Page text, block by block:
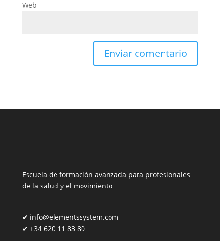
Web
Escuela de formación avanzada para profesionales
de la salud y el movimiento
✔ info@elementssystem.com
✔ +34 620 11 83 80